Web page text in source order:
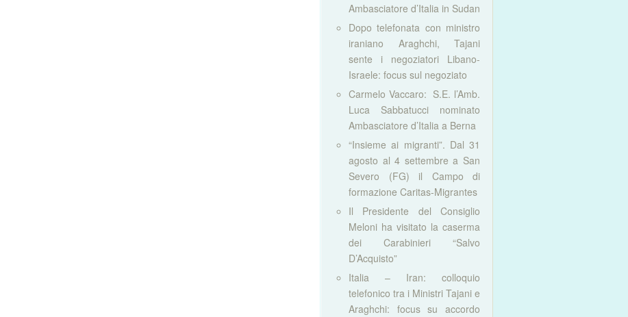
Ambasciatore d’Italia in Sudan
Dopo telefonata con ministro
iraniano Araghchi, Tajani
sente i negoziatori Libano-
Israele: focus sul negoziato
Carmelo Vaccaro: S.E. l’Amb.
Luca Sabbatucci nominato
Ambasciatore d’Italia a Berna
“Insieme ai migranti”. Dal 31
agosto al 4 settembre a San
Severo (FG) il Campo di
formazione Caritas-Migrantes
Il Presidente del Consiglio
Meloni ha visitato la caserma
dei Carabinieri “Salvo
D’Acquisto”
Italia – Iran: colloquio
telefonico tra i Ministri Tajani e
Araghchi: focus su accordo